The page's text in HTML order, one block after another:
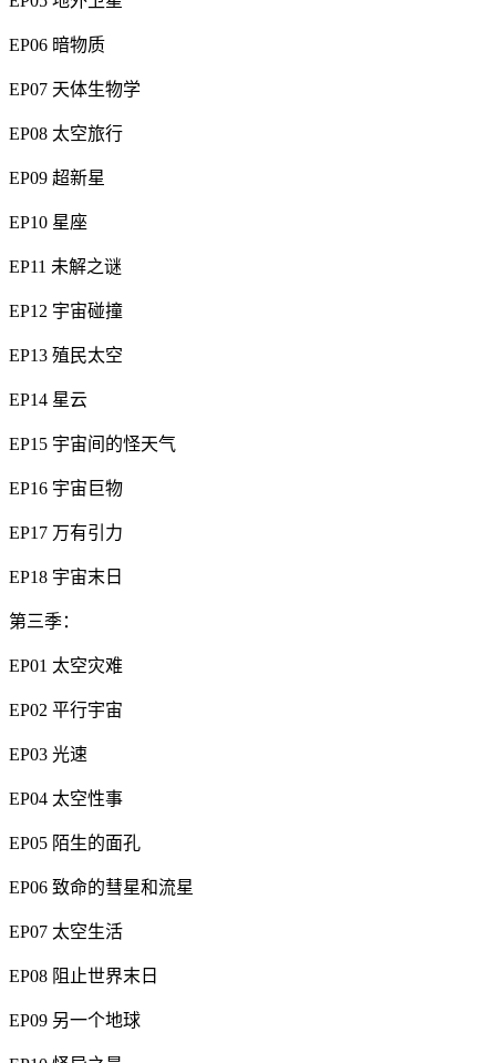
EP06 暗物质
EP07 天体生物学
EP08 太空旅行
EP09 超新星
EP10 星座
EP11 未解之谜
EP12 宇宙碰撞
EP13 殖民太空
EP14 星云
EP15 宇宙间的怪天气
EP16 宇宙巨物
EP17 万有引力
EP18 宇宙末日
第三季：
EP01 太空灾难
EP02 平行宇宙
EP03 光速
EP04 太空性事
EP05 陌生的面孔
EP06 致命的彗星和流星
EP07 太空生活
EP08 阻止世界末日
EP09 另一个地球